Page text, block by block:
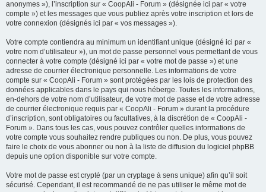
anonymes »), l’inscription sur « CoopAli - Forum » (désignée ici par « votre
compte ») et les messages que vous publiez après votre inscription et lors de
votre connexion (désignés ici par « vos messages »).
Votre compte contiendra au minimum un identifiant unique (désigné ici par «
votre nom d’utilisateur »), un mot de passe personnel vous permettant de vous
connecter à votre compte (désigné ici par « votre mot de passe ») et une
adresse de courrier électronique personnelle. Les informations de votre
compte sur « CoopAli - Forum » sont protégées par les lois de protection des
données applicables dans le pays qui nous héberge. Toutes les informations,
en-dehors de votre nom d’utilisateur, de votre mot de passe et de votre adresse
de courrier électronique requis par « CoopAli - Forum » durant la procédure
d’inscription, sont obligatoires ou facultatives, à la discrétion de « CoopAli -
Forum ». Dans tous les cas, vous pouvez contrôler quelles informations de
votre compte vous souhaitez rendre publiques ou non. De plus, vous pouvez
faire le choix de vous abonner ou non à la liste de diffusion du logiciel phpBB
depuis une option disponible sur votre compte.
Votre mot de passe est crypté (par un cryptage à sens unique) afin qu’il soit
sécurisé. Cependant, il est recommandé de ne pas utiliser le même mot de